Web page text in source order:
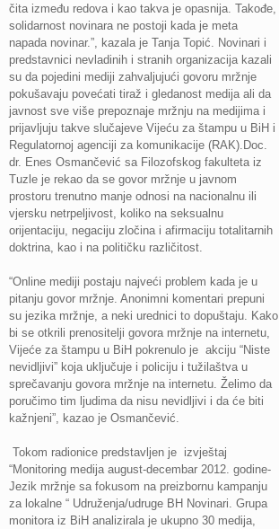
čita između redova i kao takva je opasnija. Takođe,
solidarnost novinara ne postoji kada je meta
napada novinar.”, kazala je Tanja Topić. Novinari i
predstavnici nevladinih i stranih organizacija kazali
su da pojedini mediji zahvaljujući govoru mržnje
pokušavaju povećati tiraž i gledanost medija ali da
javnost sve više prepoznaje mržnju na medijima i
prijavljuju takve slučajeve Vijeću za štampu u BiH i
Regulatornoj agenciji za komunikacije (RAK). Doc.
dr. Enes Osmančević sa Filozofskog fakulteta iz
Tuzle je rekao da se govor mržnje u javnom
prostoru trenutno manje odnosi na nacionalnu ili
vjersku netrpeljivost, koliko na seksualnu
orijentaciju, negaciju zločina i afirmaciju totalitarnih
doktrina, kao i na političku različitost.
“Online mediji postaju najveći problem kada je u
pitanju govor mržnje. Anonimni komentari prepuni
su jezika mržnje, a neki urednici to dopuštaju. Kako
bi se otkrili prenositelji govora mržnje na internetu,
Vijeće za štampu u BiH pokrenulo je akciju “Niste
nevidljivi” koja uključuje i policiju i tužilaštva u
sprečavanju govora mržnje na internetu. Želimo da
poručimo tim ljudima da nisu nevidljivi i da će biti
kažnjeni”, kazao je Osmančević.
Tokom radionice predstavljen je izvještaj
“Monitoring medija august-decembar 2012. godine-
Jezik mržnje sa fokusom na preizbornu kampanju
za lokalne “ Udruženja/udruge BH Novinari. Grupa
monitora iz BiH analizirala je ukupno 30 medija,